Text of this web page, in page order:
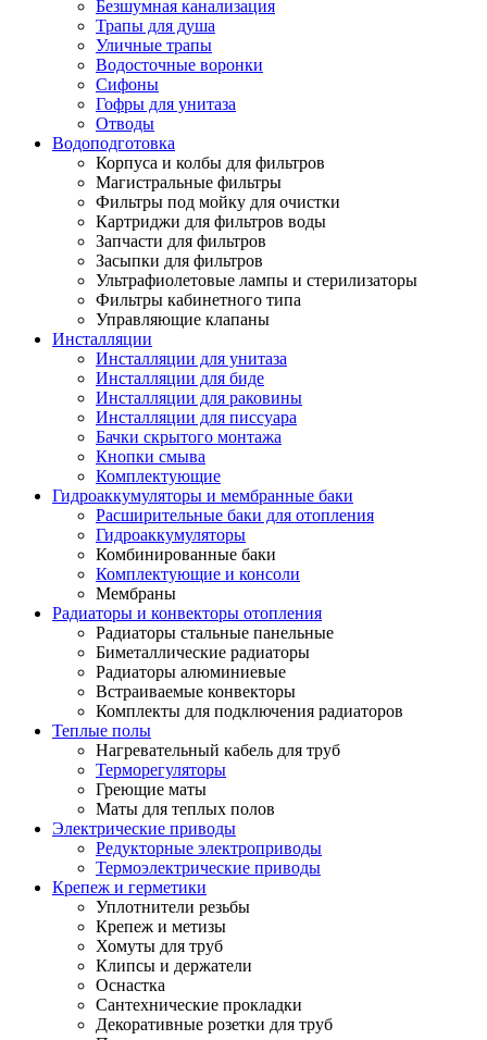
Безшумная канализация
Трапы для душа
Уличные трапы
Водосточные воронки
Сифоны
Гофры для унитаза
Отводы
Водоподготовка
Корпуса и колбы для фильтров
Магистральные фильтры
Фильтры под мойку для очистки
Картриджи для фильтров воды
Запчасти для фильтров
Засыпки для фильтров
Ультрафиолетовые лампы и стерилизаторы
Фильтры кабинетного типа
Управляющие клапаны
Инсталляции
Инсталляции для унитаза
Инсталляции для биде
Инсталляции для раковины
Инсталляции для писсуара
Бачки скрытого монтажа
Кнопки смыва
Комплектующие
Гидроаккумуляторы и мембранные баки
Расширительные баки для отопления
Гидроаккумуляторы
Комбинированные баки
Комплектующие и консоли
Мембраны
Радиаторы и конвекторы отопления
Радиаторы стальные панельные
Биметаллические радиаторы
Радиаторы алюминиевые
Встраиваемые конвекторы
Комплекты для подключения радиаторов
Теплые полы
Нагревательный кабель для труб
Терморегуляторы
Греющие маты
Маты для теплых полов
Электрические приводы
Редукторные электроприводы
Термоэлектрические приводы
Крепеж и герметики
Уплотнители резьбы
Крепеж и метизы
Хомуты для труб
Клипсы и держатели
Оснастка
Сантехнические прокладки
Декоративные розетки для труб